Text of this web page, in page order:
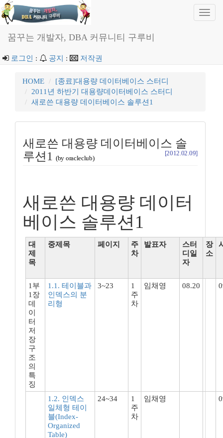
꿈꾸는 개발자, DBA 커뮤니티 구루비
로그인 : 공지 : 저작권
HOME
[종료]대용량 데이터베이스 스터디
2011년 하반기 대용량데이터베이스 스터디
새로쓴 대용량 데이터베이스 솔루션1
새로쓴 대용량 데이터베이스 솔
루션1
(by oracleclub)
[2012.02.09]
새로쓴 대용량 데이터
베이스 솔루션1
대
제
목
중제목 페이지
주
차
발표자
스터
디일
자
장
소
1부
1장
데
이
터
저
장
구
조
의
특
징
1.1. 테이블과
인덱스의 분
리형
3~23
1
주
차
임채영 08.20
1.2. 인덱스
일체형 테이
블(Index-
Organized
Table)
24~34
1
주
차
임채영